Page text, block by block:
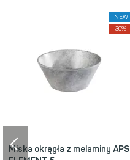
NEW
30%
Miska okrągła z melaminy APS